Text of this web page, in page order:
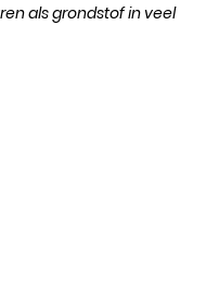
als grondstof in veel